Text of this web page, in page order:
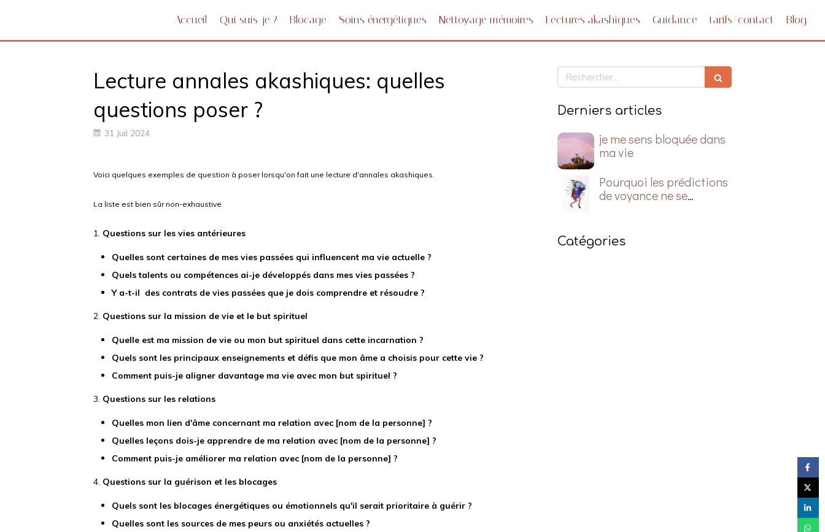
Accueil Qui suis-je ? Blocage Soins énergétiques Nettoyage mémoires Lectures akashiques Guidance tarifs/contact Blog
Lecture annales akashiques: quelles
questions poser ?
31 Juil 2024
Voici quelques exemples de question à poser lorsqu'on fait une lecture d'annales akashiques.
La liste est bien sûr non-exhaustive
1. Questions sur les vies antérieures
Quelles sont certaines de mes vies passées qui influencent ma vie actuelle ?
Quels talents ou compétences ai-je développés dans mes vies passées ?
Y a-t-il des contrats de vies passées que je dois comprendre et résoudre ?
2. Questions sur la mission de vie et le but spirituel
Quelle est ma mission de vie ou mon but spirituel dans cette incarnation ?
Quels sont les principaux enseignements et défis que mon âme a choisis pour cette vie ?
Comment puis-je aligner davantage ma vie avec mon but spirituel ?
3. Questions sur les relations
Quelles mon lien d'âme concernant ma relation avec [nom de la personne] ?
Quelles leçons dois-je apprendre de ma relation avec [nom de la personne] ?
Comment puis-je améliorer ma relation avec [nom de la personne] ?
4. Questions sur la guérison et les blocages
Quels sont les blocages énergétiques ou émotionnels qu'il serait prioritaire à guérir ?
Quelles sont les sources de mes peurs ou anxiétés actuelles ?
Rechercher
Derniers articles
je me sens bloquée dans
ma vie
Pourquoi les prédictions
de voyance ne se
Catégories